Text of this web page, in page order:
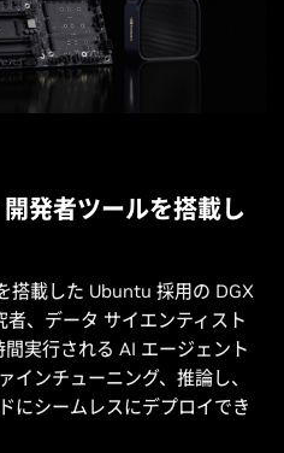
発者ツールを搭載し
搭載した Ubuntu 採用の DGX
、データ サイエンティスト
実行される AI エージェント
インチューニング、推論し、
にシームレスにデプロイでき